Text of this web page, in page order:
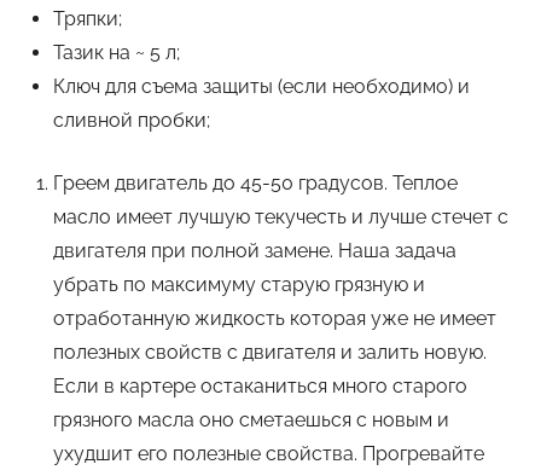
Тряпки;
Тазик на ~ 5 л;
Ключ для съема защиты (если необходимо) и
сливной пробки;
Греем двигатель до 45-50 градусов. Теплое
масло имеет лучшую текучесть и лучше стечет с
двигателя при полной замене. Наша задача
убрать по максимуму старую грязную и
отработанную жидкость которая уже не имеет
полезных свойств с двигателя и залить новую.
Если в картере остаканиться много старого
грязного масла оно сметаешься с новым и
ухудшит его полезные свойства. Прогревайте